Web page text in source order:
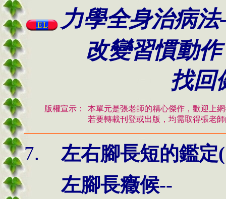
力學全身治病法
改變習慣動作
找回
版權宣示：
本單元是張老師的精心傑作，歡迎上
若要轉載刊登或出版，均需取得張老
左右腳長短的鑑定
左腳長癥候--